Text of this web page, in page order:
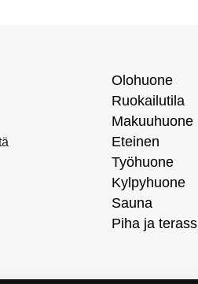
Olohuone
Ruokailutila
Makuuhuone
Eteinen
Työhuone
Kylpyhuone
Sauna
Piha ja